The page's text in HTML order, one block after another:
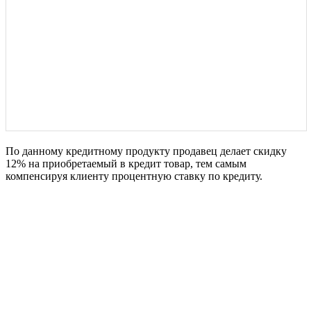
По данному кредитному продукту продавец делает скидку
12% на приобретаемый в кредит товар, тем самым
компенсируя клиенту процентную ставку по кредиту.